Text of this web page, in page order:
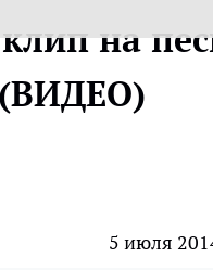
на
(ВИДЕО)
5 июля